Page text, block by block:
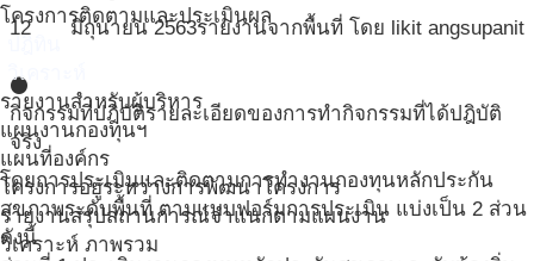
โครงการติดตามและประเมินผล
วิเคราะห์
รายงานสำหรับผู้บริหาร
แผนงานกองทุนฯ
แผนที่องค์กร
โครงการอยู่ระหว่างการพัฒนาโครงการ
รายงานสรุปสถานการณ์จำแนกตามแผนงาน
วิเคราะห์ ภาพรวม
12 มิถุนายน 2563รายงานจากพื้นที่ โดย likit angsupanit
circle
กิจกรรมที่ปฎิบัติรายละเอียดของการทำกิจกรรมที่ได้ปฎิบัติ
จริง
โดยการประเมินและติดตามการทำงานกองทุนหลักประกัน
สุขภาพระดับพื้นที่ ตามแบบฟอร์มการประเมิน แบ่งเป็น 2 ส่วน
ดังนี้